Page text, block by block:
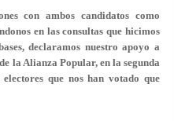
con ambos candidatos como
en las consultas que hicimos
declaramos nuestro apoyo a
la Alianza Popular, en la segunda
que nos han votado que